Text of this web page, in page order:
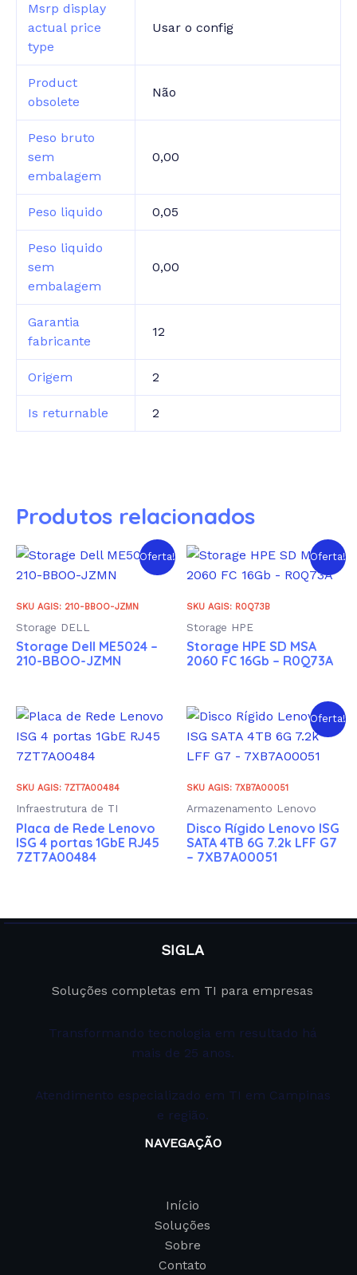
Msrp display
actual price
type
Usar o config
Product
obsolete
Não
Peso bruto
sem
embalagem
0,00
Peso liquido 0,05
Peso liquido
sem
embalagem
0,00
Garantia
fabricante
12
Origem 2
Is returnable 2
Produtos relacionados
Oferta!
SKU AGIS: 210-BBOO-JZMN
Storage DELL
Storage Dell ME5024 –
210-BBOO-JZMN
Oferta!
SKU AGIS: R0Q73B
Storage HPE
Storage HPE SD MSA
2060 FC 16Gb – R0Q73A
SKU AGIS: 7ZT7A00484
Infraestrutura de TI
Placa de Rede Lenovo
ISG 4 portas 1GbE RJ45
7ZT7A00484
Oferta!
SKU AGIS: 7XB7A00051
Armazenamento Lenovo
Disco Rígido Lenovo ISG
SATA 4TB 6G 7.2k LFF G7
– 7XB7A00051
SIGLA
Soluções completas em TI para empresas
Transformando tecnologia em resultado há
mais de 25 anos.
Atendimento especializado em TI em Campinas
e região.
NAVEGAÇÃO
Início
Soluções
Sobre
Contato